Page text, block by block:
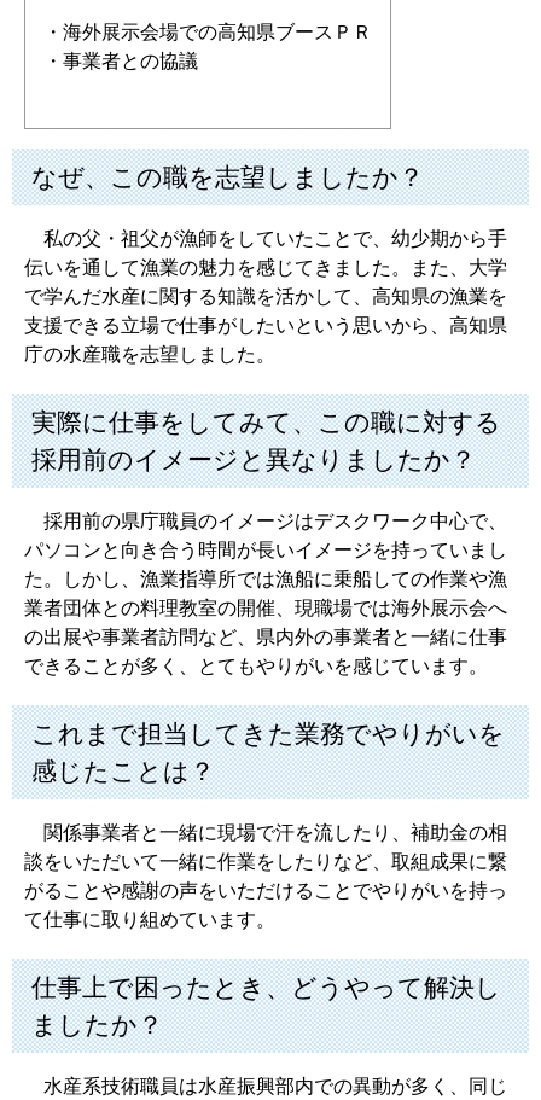
・海外展示会場での高知県ブースＰＲ
・事業者との協議
なぜ、この職を志望しましたか？
私の父・祖父が漁師をしていたことで、幼少期から手
伝いを通して漁業の魅力を感じてきました。また、大学
で学んだ水産に関する知識を活かして、高知県の漁業を
支援できる立場で仕事がしたいという思いから、高知県
庁の水産職を志望しました。
実際に仕事をしてみて、この職に対する
採用前のイメージと異なりましたか？
採用前の県庁職員のイメージはデスクワーク中心で、
パソコンと向き合う時間が長いイメージを持っていまし
た。しかし、漁業指導所では漁船に乗船しての作業や漁
業者団体との料理教室の開催、現職場では海外展示会へ
の出展や事業者訪問など、県内外の事業者と一緒に仕事
できることが多く、とてもやりがいを感じています。
これまで担当してきた業務でやりがいを
感じたことは？
関係事業者と一緒に現場で汗を流したり、補助金の相
談をいただいて一緒に作業をしたりなど、取組成果に繋
がることや感謝の声をいただけることでやりがいを持っ
て仕事に取り組めています。
仕事上で困ったとき、どうやって解決し
ましたか？
水産系技術職員は水産振興部内での異動が多く、同じ